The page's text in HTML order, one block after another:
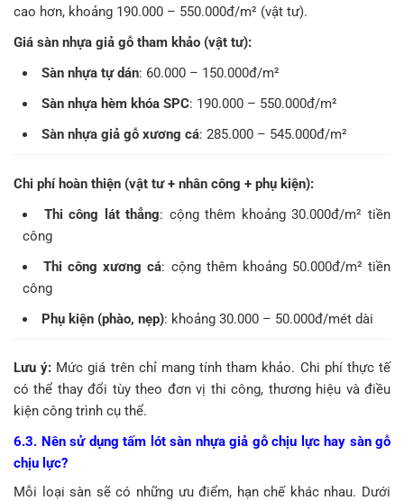
cao hơn, khoảng 190.000 – 550.000đ/m² (vật tư).
Giá sàn nhựa giả gỗ tham khảo (vật tư):
Sàn nhựa tự dán: 60.000 – 150.000đ/m²
Sàn nhựa hèm khóa SPC: 190.000 – 550.000đ/m²
Sàn nhựa giả gỗ xương cá: 285.000 – 545.000đ/m²
Chi phí hoàn thiện (vật tư + nhân công + phụ kiện):
Thi công lát thẳng: cộng thêm khoảng 30.000đ/m² tiền
công
Thi công xương cá: cộng thêm khoảng 50.000đ/m² tiền
công
Phụ kiện (phào, nẹp): khoảng 30.000 – 50.000đ/mét dài
Lưu ý: Mức giá trên chỉ mang tính tham khảo. Chi phí thực tế
có thể thay đổi tùy theo đơn vị thi công, thương hiệu và điều
kiện công trình cụ thể.
6.3. Nên sử dụng tấm lót sàn nhựa giả gỗ chịu lực hay sàn gỗ
chịu lực?
Mỗi loại sàn sẽ có những ưu điểm, hạn chế khác nhau. Dưới